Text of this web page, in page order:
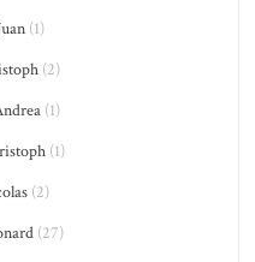
(1)
(2)
(1)
(1)
(2)
(27)